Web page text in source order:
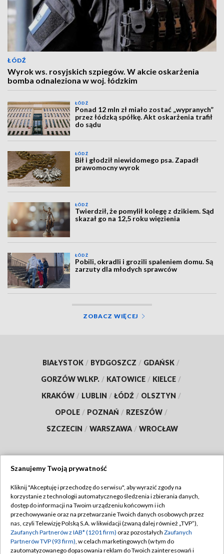
ŁÓDŹ
Wyrok ws. rosyjskich szpiegów. W akcie oskarżenia
bomba odnaleziona w woj. łódzkim
ŁÓDŹ
Ponad 12 mln zł miało zostać „wypranych”
przez łódzką spółkę. Akt oskarżenia trafił
do sądu
ŁÓDŹ
Bił i głodził niewidomego psa. Zapadł
prawomocny wyrok
ŁÓDŹ
Twierdził, że pomylił kolegę z dzikiem. Sąd
skazał go na 12,5 roku więzienia
ŁÓDŹ
Pobili, okradli i grozili spaleniem domu. Są
zarzuty dla młodych sprawców
ZOBACZ WIĘCEJ
BIAŁYSTOK / BYDGOSZCZ / GDAŃSK /
GORZÓW WLKP. / KATOWICE / KIELCE /
KRAKÓW / LUBLIN / ŁÓDŹ / OLSZTYN /
OPOLE / POZNAŃ / RZESZÓW /
SZCZECIN / WARSZAWA / WROCŁAW
TVP
Abonament TVP
Emisja w TVP
Centrum informacji TVP
Regulamin TVP
Polityka prywatności
Moje zgody
Szanujemy Twoją prywatność
Kliknij "Akceptuję i przechodzę do serwisu", aby wyrazić zgody na
korzystanie z technologii automatycznego śledzenia i zbierania danych,
dostęp do informacji na Twoim urządzeniu końcowym i ich
przechowywanie oraz na przetwarzanie Twoich danych osobowych przez
nas, czyli Telewizję Polską S.A. w likwidacji (zwaną dalej również „TVP”),
Zaufanych Partnerów z IAB* (1201 firm) oraz pozostałych Zaufanych
Partnerów TVP (93 firm), w celach marketingowych (w tym do
zautomatyzowanego dopasowania reklam do Twoich zainteresowań i